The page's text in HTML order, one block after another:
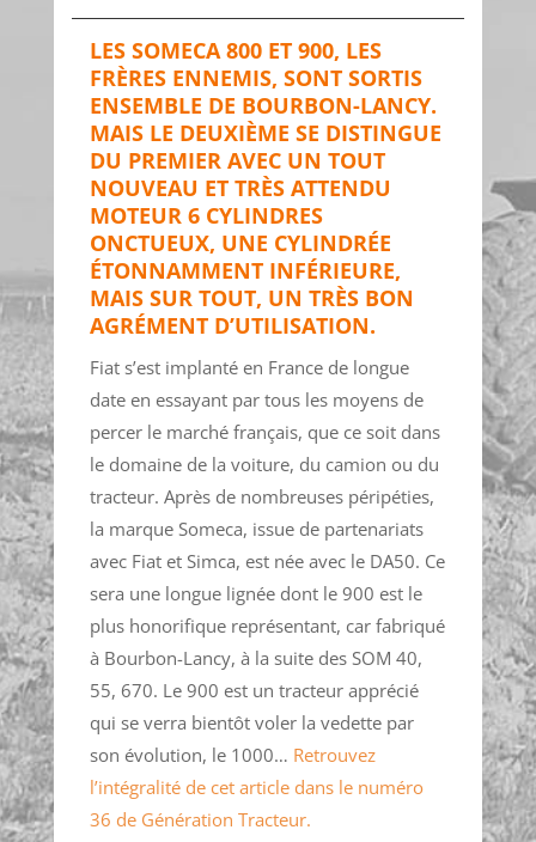
LES SOMECA 800 ET 900, LES
FRÈRES ENNEMIS, SONT SORTIS
ENSEMBLE DE BOURBON-LANCY.
MAIS LE DEUXIÈME SE DISTINGUE
DU PREMIER AVEC UN TOUT
NOUVEAU ET TRÈS ATTENDU
MOTEUR 6 CYLINDRES
ONCTUEUX, UNE CYLINDRÉE
ÉTONNAMMENT INFÉRIEURE,
MAIS SUR TOUT, UN TRÈS BON
AGRÉMENT D’UTILISATION.
Fiat s’est implanté en France de longue
date en essayant par tous les moyens de
percer le marché français, que ce soit dans
le domaine de la voiture, du camion ou du
tracteur. Après de nombreuses péripéties,
la marque Someca, issue de partenariats
avec Fiat et Simca, est née avec le DA50. Ce
sera une longue lignée dont le 900 est le
plus honorifique représentant, car fabriqué
à Bourbon-Lancy, à la suite des SOM 40,
55, 670. Le 900 est un tracteur apprécié
qui se verra bientôt voler la vedette par
son évolution, le 1000… Retrouvez
l’intégralité de cet article dans le numéro
36 de Génération Tracteur.